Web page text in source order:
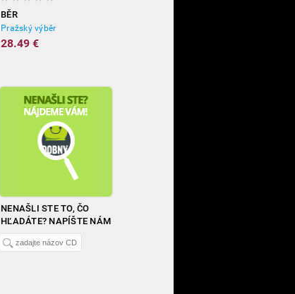
BĚR
Pražský výběr
28.49 €
NENAŠLI STE TO, ČO
HĽADÁTE? NAPÍŠTE NÁM